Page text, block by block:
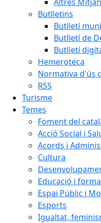
Butlletins
Butlletí
Butlletí de
Butlletí
Hemeroteca
Normativa d'ús
RSS
Turisme
Temes
Foment del
Acció Social i
Acords i
Cultura
Educació i
Espai Públic i
Esports
Igualtat,